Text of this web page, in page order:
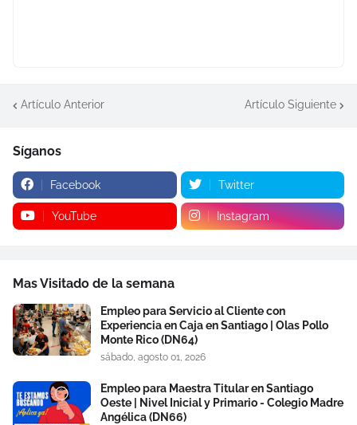
Artículo Anterior Artículo Siguiente
Síganos
Facebook Twitter
YouTube Instagram
Mas Visitado de la semana
Empleo para Servicio al Cliente con
Experiencia en Caja en Santiago | Olas Pollo
Monte Rico (DN64)
sábado, agosto 01, 2026
Empleo para Maestra Titular en Santiago
Oeste | Nivel Inicial y Primario - Colegio Madre
Angélica (DN66)